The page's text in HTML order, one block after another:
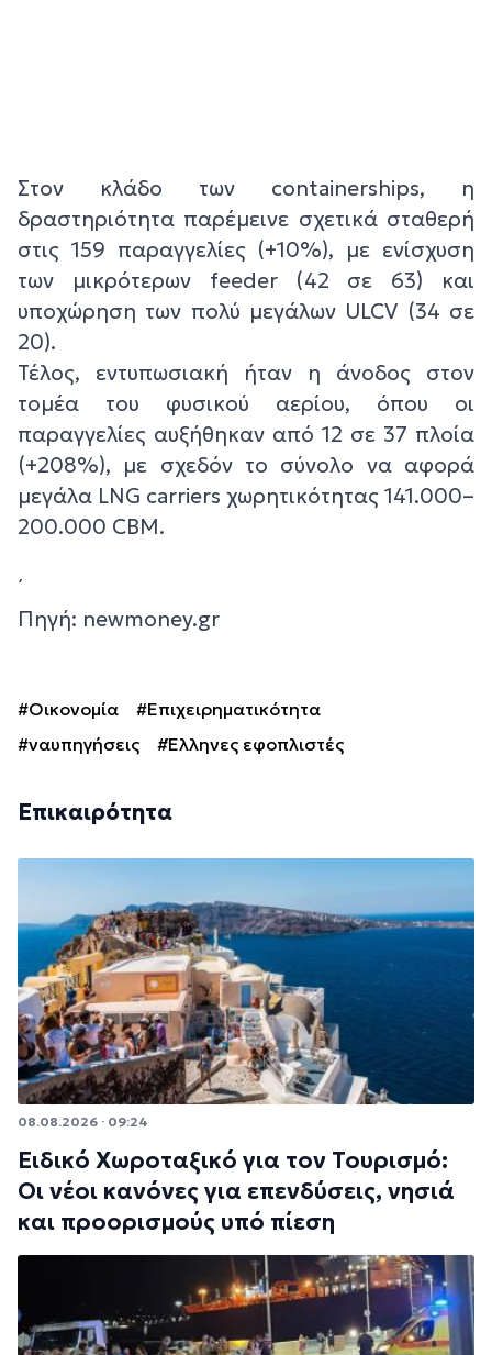
Στον κλάδο των containerships, η
δραστηριότητα παρέμεινε σχετικά σταθερή
στις 159 παραγγελίες (+10%), με ενίσχυση
των μικρότερων feeder (42 σε 63) και
υποχώρηση των πολύ μεγάλων ULCV (34 σε
20).
Τέλος, εντυπωσιακή ήταν η άνοδος στον
τομέα του φυσικού αερίου, όπου οι
παραγγελίες αυξήθηκαν από 12 σε 37 πλοία
(+208%), με σχεδόν το σύνολο να αφορά
μεγάλα LNG carriers χωρητικότητας 141.000–
200.000 CBM.
΄
Πηγή: newmoney.gr
#Οικονομία
#Επιχειρηματικότητα
#ναυπηγήσεις
#Έλληνες εφοπλιστές
Επικαιρότητα
08.08.2026 · 09:24
Ειδικό Χωροταξικό για τον Τουρισμό:
Οι νέοι κανόνες για επενδύσεις, νησιά
και προορισμούς υπό πίεση